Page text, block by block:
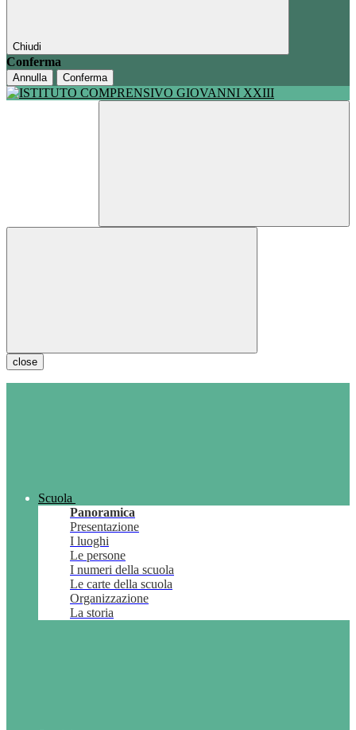
Chiudi
Conferma
Annulla Conferma
close
Scuola
Panoramica
Presentazione
I luoghi
Le persone
I numeri della scuola
Le carte della scuola
Organizzazione
La storia